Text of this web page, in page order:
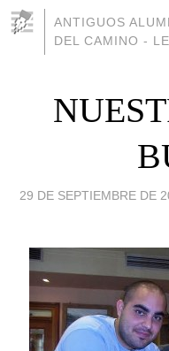
ANTIGUOS
DEL CAMINO -
29 DE SEPTIEMBRE DE